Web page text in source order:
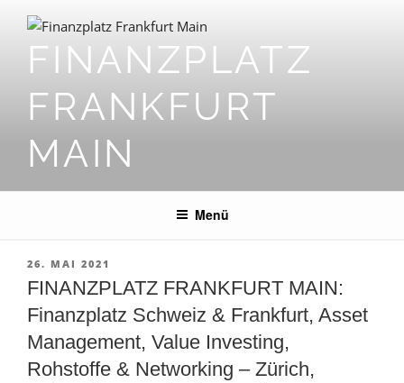
Inhalt
springenFINANZPLATZ
FRANKFURT
MAIN
Menü
VERÖFFENTLICHT
AM
26. MAI 2021
FINANZPLATZ FRANKFURT MAIN:
Finanzplatz Schweiz & Frankfurt, Asset
Management, Value Investing,
Rohstoffe & Networking – Zürich,